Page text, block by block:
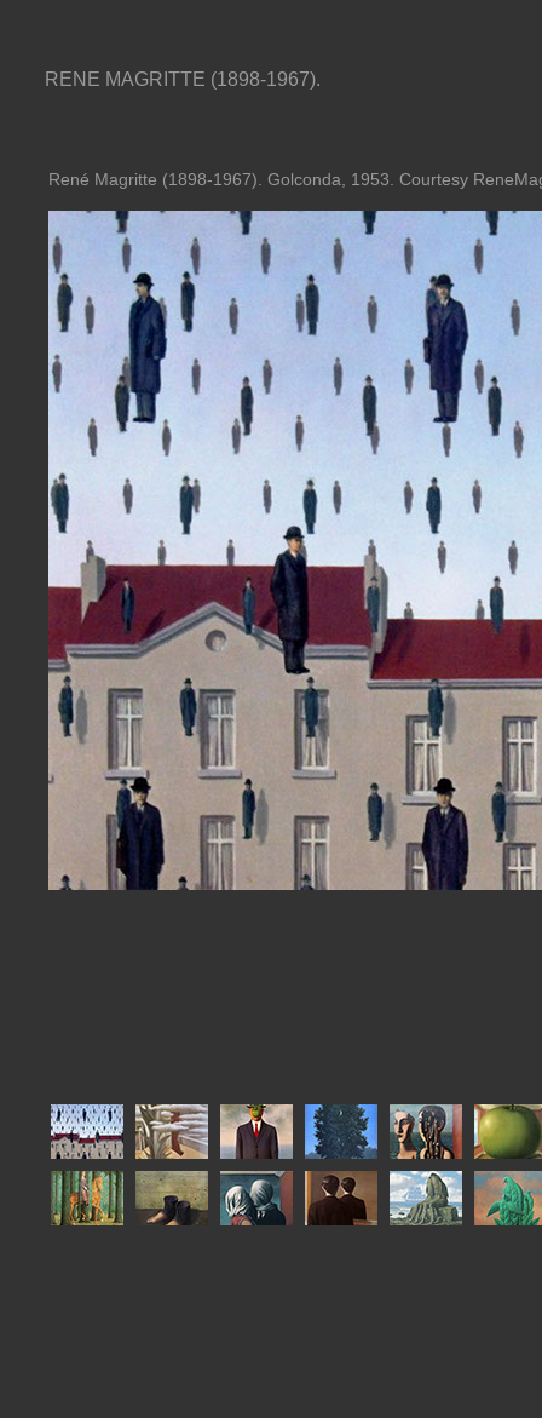
RENE MAGRITTE (1898-1967).
René Magritte (1898-1967). A la suite de l'eau, les nuages,